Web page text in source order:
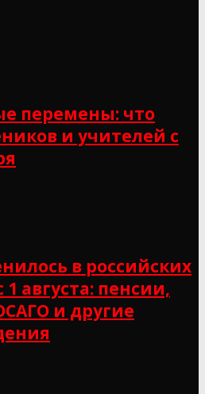
перемены: что
и учителей с
в российских
1 августа: пенсии,
и другие